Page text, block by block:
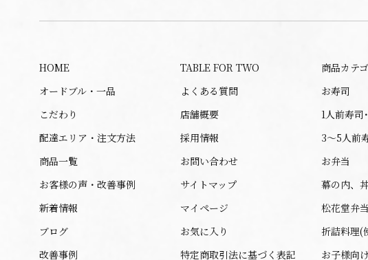
HOME
オードブル・一品
こだわり
配達エリア・注文方法
商品一覧
お客様の声・改善事例
新着情報
ブログ
改善事例
TABLE FOR TWO
よくある質問
店舗概要
採用情報
お問い合わせ
サイトマップ
マイページ
お気に入り
特定商取引法に基づく表記
商品カテ
お寿司
1人前寿司
3～5人前
お弁当
幕の内、
松花堂弁
折詰料理(
お子様向け